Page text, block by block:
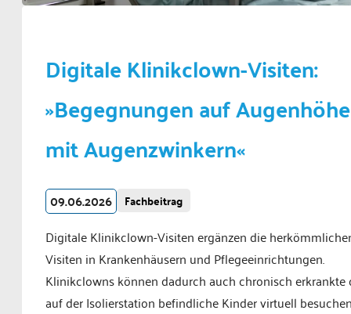
Digitale Klinikclown-Visiten:
»Begegnungen auf
mit Augenzwinkern«
09.06.2026 Fachbeitrag
Digitale Klinikclown-Visiten ergänzen die
Visiten in Krankenhäusern und Pflegeeinrichtungen.
Klinikclowns können dadurch auch chronisch erkrankte
auf der Isolierstation befindliche Kinder virtuell